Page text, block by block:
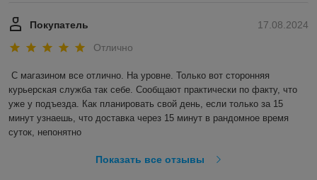
17.08.2024
Покупатель
Отлично
С магазином все отлично. На уровне. Только вот сторонняя
курьерская служба так себе. Сообщают практически по факту, что
уже у подъезда. Как планировать свой день, если только за 15
минут узнаешь, что доставка через 15 минут в рандомное время
суток, непонятно
Показать все отзывы